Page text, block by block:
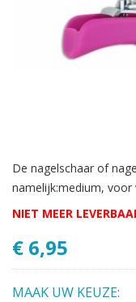
De nagelschaar of
namelijk:medium, voor
NIET MEER
€ 6,95
MAAK UW KEUZE: